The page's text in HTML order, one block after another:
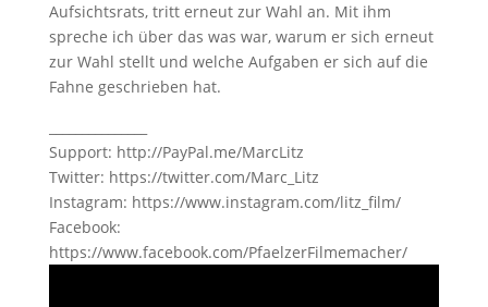
Aufsichtsrats, tritt erneut zur Wahl an. Mit ihm
spreche ich über das was war, warum er sich erneut
zur Wahl stellt und welche Aufgaben er sich auf die
Fahne geschrieben hat.
Support: http://PayPal.me/MarcLitz
Twitter: https://twitter.com/Marc_Litz
Instagram: https://www.instagram.com/litz_film/
Facebook:
https://www.facebook.com/PfaelzerFilmemacher/